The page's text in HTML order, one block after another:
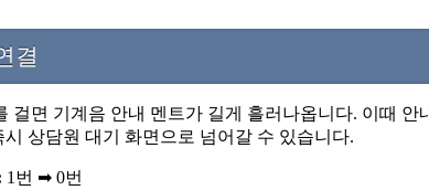
결
걸면 기계음 안내 멘트가 길게 흘러나옵니다. 이때
상담원 대기 화면으로 넘어갈 수 있습니다.
1번 ➡ 0번